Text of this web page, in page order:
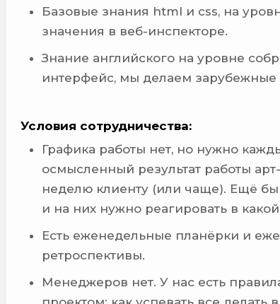
Базовые знания html и css, на
значения в веб-инспекторе.
Знание английского на уровне
интерфейс, мы делаем зарубежные
Условия сотрудничества:
Графика работы нет, но нужно
осмысленный результат работы
неделю клиенту (или чаще). Ещё
и на них нужно реагировать в
Есть еженедельные планёрки и
ретроспективы.
Менеджеров нет. У нас есть